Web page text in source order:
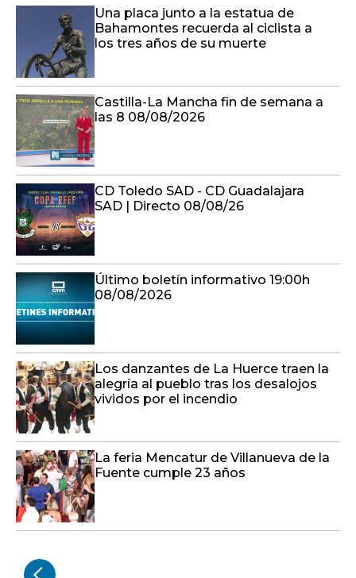
Una placa junto a la estatua de
Bahamontes recuerda al ciclista a
los tres años de su muerte
Castilla-La Mancha fin de semana a
las 8 08/08/2026
CD Toledo SAD - CD Guadalajara
SAD | Directo 08/08/26
Último boletín informativo 19:00h
08/08/2026
Los danzantes de La Huerce traen la
alegría al pueblo tras los desalojos
vividos por el incendio
La feria Mencatur de Villanueva de la
Fuente cumple 23 años